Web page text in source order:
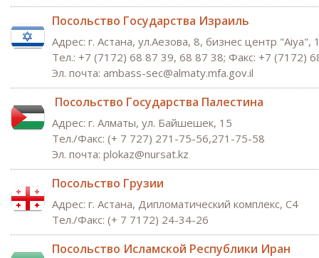
Посольство Государства Израиль
Адрес: г. Астана, ул.Аезова, 8, бизнес центр "Aiya",
Тел.: +7 (7172) 68 87 39, 68 87 38; Факс: +7 (7172)
Эл. почта: ambass-sec@almaty.mfa.gov.il
Посольство Государства Палестина
Адрес: г. Алматы, ул. Байшешек, 15
Тел./Факс: (+ 7 727) 271 -75-56,271-75-58
Эл. почта: plokaz@nursat.kz
Посольство Грузии
Адрес: г. Астана, Дипломатический комплекс, C4
Тел./Факс: (+ 7 71 72) 24-34-26
Посольство Исламской Республики Иран